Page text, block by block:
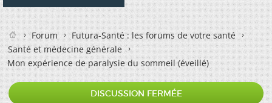
Forum
Futura-Santé : les forums de votre santé
Santé et médecine générale
Mon expérience de paralysie du sommeil (éveillé)
DISCUSSION FERMÉE